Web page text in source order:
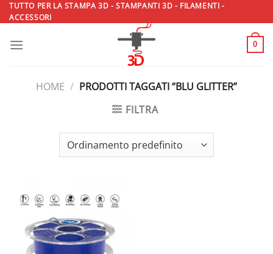
Salta
ai
TUTTO PER LA STAMPA 3D - STAMPANTI 3D - FILAMENTI -
ACCESSORI
0
HOME / PRODOTTI TAGGATI “BLU GLITTER”
FILTRA